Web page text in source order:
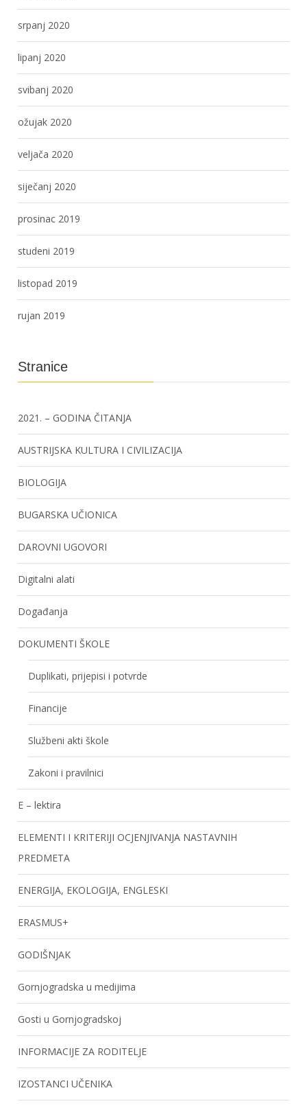
srpanj 2020
lipanj 2020
svibanj 2020
ožujak 2020
veljača 2020
siječanj 2020
prosinac 2019
studeni 2019
listopad 2019
rujan 2019
Stranice
2021. – GODINA ČITANJA
AUSTRIJSKA KULTURA I CIVILIZACIJA
BIOLOGIJA
BUGARSKA UČIONICA
DAROVNI UGOVORI
Digitalni alati
Događanja
DOKUMENTI ŠKOLE
Duplikati, prijepisi i potvrde
Financije
Službeni akti škole
Zakoni i pravilnici
E – lektira
ELEMENTI I KRITERIJI OCJENJIVANJA NASTAVNIH
PREDMETA
ENERGIJA, EKOLOGIJA, ENGLESKI
ERASMUS+
GODIŠNJAK
Gornjogradska u medijima
Gosti u Gornjogradskoj
INFORMACIJE ZA RODITELJE
IZOSTANCI UČENIKA